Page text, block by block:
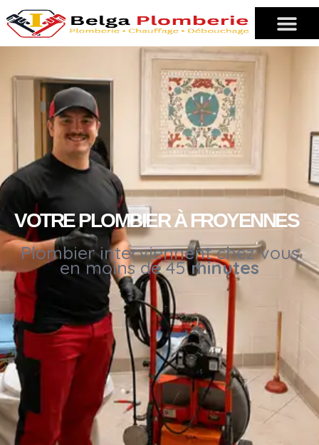
VOTRE PLOMBIER À FROYENNES
Plombier interviennent chez vous
en moins de 45minutes